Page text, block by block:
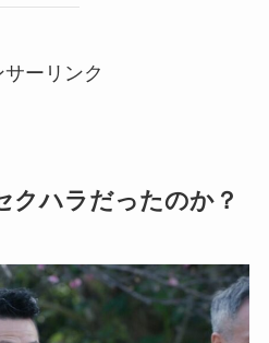
サーリンク
クハラだったのか？